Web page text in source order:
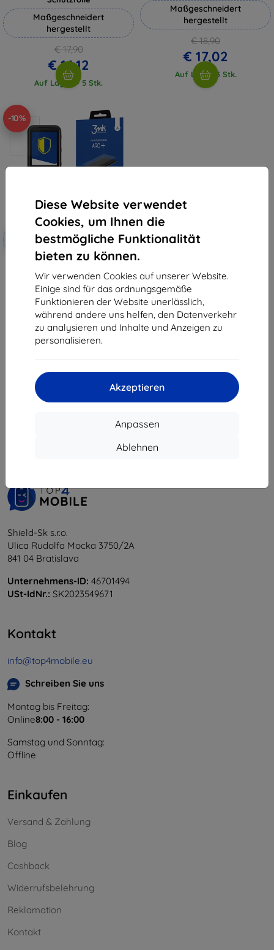
Diese Website verwendet
Cookies, um Ihnen die
bestmögliche Funktionalität
bieten zu können.
Wir verwenden Cookies auf unserer Website.
Einige sind für das ordnungsgemäße
Funktionieren der Website unerlässlich,
während andere uns helfen, den Datenverkehr
zu analysieren und Inhalte und Anzeigen zu
personalisieren.
Akzeptieren
Anpassen
Ablehnen
Maßgeschneidert
hergestellt
€ 17,90
€ 16,12
Auf Lager > 5 Stk.
Maßgeschneidert
hergestellt
€ 18,90
€ 17,02
Auf Lager 3 Stk.
-10%
Rabatt
mit
Gutschein
EXTRA10
5310 2020
€ 10,90
€ 9,80
Auf Lager > 5 Stk.
vom ganzen5.
Shield-Sk s.r.o.
Ulica Rudolfa Mocka 3750/2A
841 04 Bratislava
Unternehmens-ID: 46701494
USt-IdNr.: SK2023549671
Kontakt
info@top4mobile.eu
Schreiben Sie uns
Montag bis Freitag:
Online8:00 - 16:00
Samstag und Sonntag:
Offline
Einkaufen
Versand & Zahlung
Blog
Cashback
Widerrufsbelehrung
Reklamation
Kontakt